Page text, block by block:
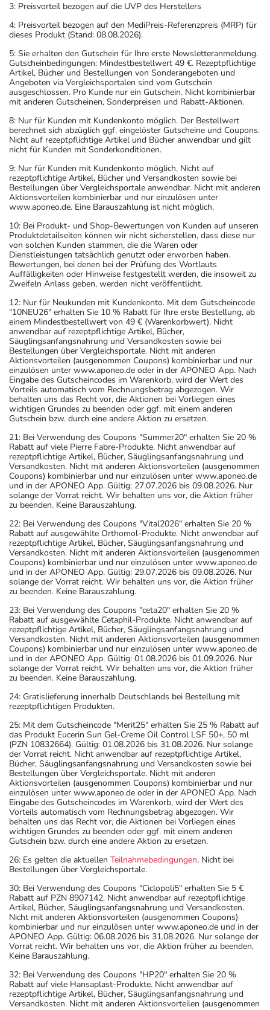
3: Preisvorteil bezogen auf die UVP des Herstellers
4: Preisvorteil bezogen auf den MediPreis-Referenzpreis (MRP) für
dieses Produkt (Stand: 08.08.2026).
5: Sie erhalten den Gutschein für Ihre erste Newsletteranmeldung.
Gutscheinbedingungen: Mindestbestellwert 49 €. Rezeptpflichtige
Artikel, Bücher und Bestellungen von Sonderangeboten und
Angeboten via Vergleichsportalen sind vom Gutschein
ausgeschlossen. Pro Kunde nur ein Gutschein. Nicht kombinierbar
mit anderen Gutscheinen, Sonderpreisen und Rabatt-Aktionen.
8: Nur für Kunden mit Kundenkonto möglich. Der Bestellwert
berechnet sich abzüglich ggf. eingelöster Gutscheine und Coupons.
Nicht auf rezeptpflichtige Artikel und Bücher anwendbar und gilt
nicht für Kunden mit Sonderkonditionen.
9: Nur für Kunden mit Kundenkonto möglich. Nicht auf
rezeptpflichtige Artikel, Bücher und Versandkosten sowie bei
Bestellungen über Vergleichsportale anwendbar. Nicht mit anderen
Aktionsvorteilen kombinierbar und nur einzulösen unter
www.aponeo.de. Eine Barauszahlung ist nicht möglich.
10: Bei Produkt- und Shop-Bewertungen von Kunden auf unseren
Produktdetailseiten können wir nicht sicherstellen, dass diese nur
von solchen Kunden stammen, die die Waren oder
Dienstleistungen tatsächlich genutzt oder erworben haben.
Bewertungen, bei denen bei der Prüfung des Wortlauts
Auffälligkeiten oder Hinweise festgestellt werden, die insoweit zu
Zweifeln Anlass geben, werden nicht veröffentlicht.
12: Nur für Neukunden mit Kundenkonto. Mit dem Gutscheincode
"10NEU26" erhalten Sie 10 % Rabatt für Ihre erste Bestellung, ab
einem Mindestbestellwert von 49 € (Warenkorbwert). Nicht
anwendbar auf rezeptpflichtige Artikel, Bücher,
Säuglingsanfangsnahrung und Versandkosten sowie bei
Bestellungen über Vergleichsportale. Nicht mit anderen
Aktionsvorteilen (ausgenommen Coupons) kombinierbar und nur
einzulösen unter www.aponeo.de oder in der APONEO App. Nach
Eingabe des Gutscheincodes im Warenkorb, wird der Wert des
Vorteils automatisch vom Rechnungsbetrag abgezogen. Wir
behalten uns das Recht vor, die Aktionen bei Vorliegen eines
wichtigen Grundes zu beenden oder ggf. mit einem anderen
Gutschein bzw. durch eine andere Aktion zu ersetzen.
21: Bei Verwendung des Coupons "Summer20" erhalten Sie 20 %
Rabatt auf viele Pierre Fabre-Produkte. Nicht anwendbar auf
rezeptpflichtige Artikel, Bücher, Säuglingsanfangsnahrung und
Versandkosten. Nicht mit anderen Aktionsvorteilen (ausgenommen
Coupons) kombinierbar und nur einzulösen unter www.aponeo.de
und in der APONEO App. Gültig: 27.07.2026 bis 09.08.2026. Nur
solange der Vorrat reicht. Wir behalten uns vor, die Aktion früher
zu beenden. Keine Barauszahlung.
22: Bei Verwendung des Coupons "Vital2026" erhalten Sie 20 %
Rabatt auf ausgewählte Orthomol-Produkte. Nicht anwendbar auf
rezeptpflichtige Artikel, Bücher, Säuglingsanfangsnahrung und
Versandkosten. Nicht mit anderen Aktionsvorteilen (ausgenommen
Coupons) kombinierbar und nur einzulösen unter www.aponeo.de
und in der APONEO App. Gültig: 29.07.2026 bis 09.08.2026. Nur
solange der Vorrat reicht. Wir behalten uns vor, die Aktion früher
zu beenden. Keine Barauszahlung.
23: Bei Verwendung des Coupons "ceta20" erhalten Sie 20 %
Rabatt auf ausgewählte Cetaphil-Produkte. Nicht anwendbar auf
rezeptpflichtige Artikel, Bücher, Säuglingsanfangsnahrung und
Versandkosten. Nicht mit anderen Aktionsvorteilen (ausgenommen
Coupons) kombinierbar und nur einzulösen unter www.aponeo.de
und in der APONEO App. Gültig: 01.08.2026 bis 01.09.2026. Nur
solange der Vorrat reicht. Wir behalten uns vor, die Aktion früher
zu beenden. Keine Barauszahlung.
24: Gratislieferung innerhalb Deutschlands bei Bestellung mit
rezeptpflichtigen Produkten.
25: Mit dem Gutscheincode "Merit25" erhalten Sie 25 % Rabatt auf
das Produkt Eucerin Sun Gel-Creme Oil Control LSF 50+, 50 ml
(PZN 10832664). Gültig: 01.08.2026 bis 31.08.2026. Nur solange
der Vorrat reicht. Nicht anwendbar auf rezeptpflichtige Artikel,
Bücher, Säuglingsanfangsnahrung und Versandkosten sowie bei
Bestellungen über Vergleichsportale. Nicht mit anderen
Aktionsvorteilen (ausgenommen Coupons) kombinierbar und nur
einzulösen unter www.aponeo.de oder in der APONEO App. Nach
Eingabe des Gutscheincodes im Warenkorb, wird der Wert des
Vorteils automatisch vom Rechnungsbetrag abgezogen. Wir
behalten uns das Recht vor, die Aktionen bei Vorliegen eines
wichtigen Grundes zu beenden oder ggf. mit einem anderen
Gutschein bzw. durch eine andere Aktion zu ersetzen.
26: Es gelten die aktuellen Teilnahmebedingungen. Nicht bei
Bestellungen über Vergleichsportale.
30: Bei Verwendung des Coupons "Ciclopoli5" erhalten Sie 5 €
Rabatt auf PZN 8907142. Nicht anwendbar auf rezeptpflichtige
Artikel, Bücher, Säuglingsanfangsnahrung und Versandkosten.
Nicht mit anderen Aktionsvorteilen (ausgenommen Coupons)
kombinierbar und nur einzulösen unter www.aponeo.de und in der
APONEO App. Gültig: 06.08.2026 bis 31.08.2026. Nur solange der
Vorrat reicht. Wir behalten uns vor, die Aktion früher zu beenden.
Keine Barauszahlung.
32: Bei Verwendung des Coupons "HP20" erhalten Sie 20 %
Rabatt auf viele Hansaplast-Produkte. Nicht anwendbar auf
rezeptpflichtige Artikel, Bücher, Säuglingsanfangsnahrung und
Versandkosten. Nicht mit anderen Aktionsvorteilen (ausgenommen